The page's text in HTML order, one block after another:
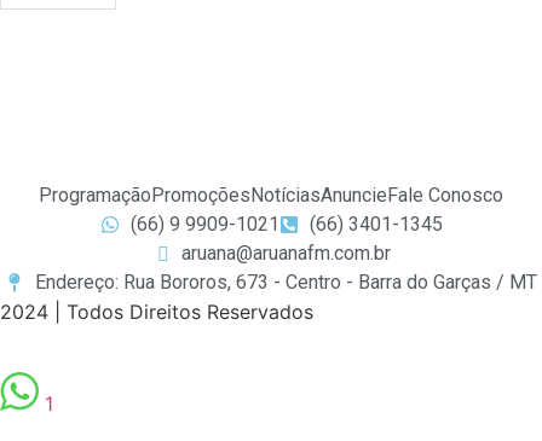
ProgramaçãoPromoçõesNotíciasAnuncieFale Conosco
(66) 9 9909-1021
(66) 3401-1345
aruana@aruanafm.com.br
Endereço: Rua Bororos, 673 - Centro - Barra do Garças / MT
2024 | Todos Direitos Reservados
1